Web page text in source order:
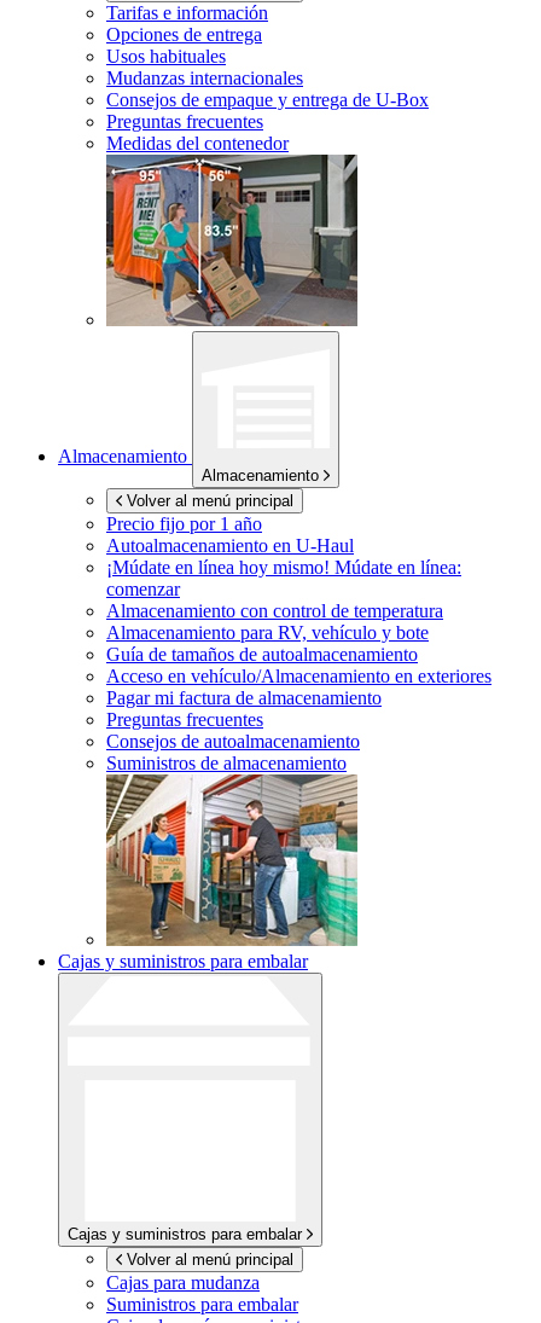
Tarifas e información
Opciones de entrega
Usos habituales
Mudanzas internacionales
Consejos de empaque y entrega de U-Box
Preguntas frecuentes
Medidas del contenedor
Almacenamiento
Almacenamiento
Volver al menú principal
Precio fijo por 1 año
Autoalmacenamiento en U-Haul
¡Múdate en línea hoy mismo! Múdate en línea:
comenzar
Almacenamiento con control de temperatura
Almacenamiento para RV, vehículo y bote
Guía de tamaños de autoalmacenamiento
Acceso en vehículo/Almacenamiento en exteriores
Pagar mi factura de almacenamiento
Preguntas frecuentes
Consejos de autoalmacenamiento
Suministros de almacenamiento
Cajas y suministros para embalar
Cajas y suministros para embalar
Volver al menú principal
Cajas para mudanza
Suministros para embalar